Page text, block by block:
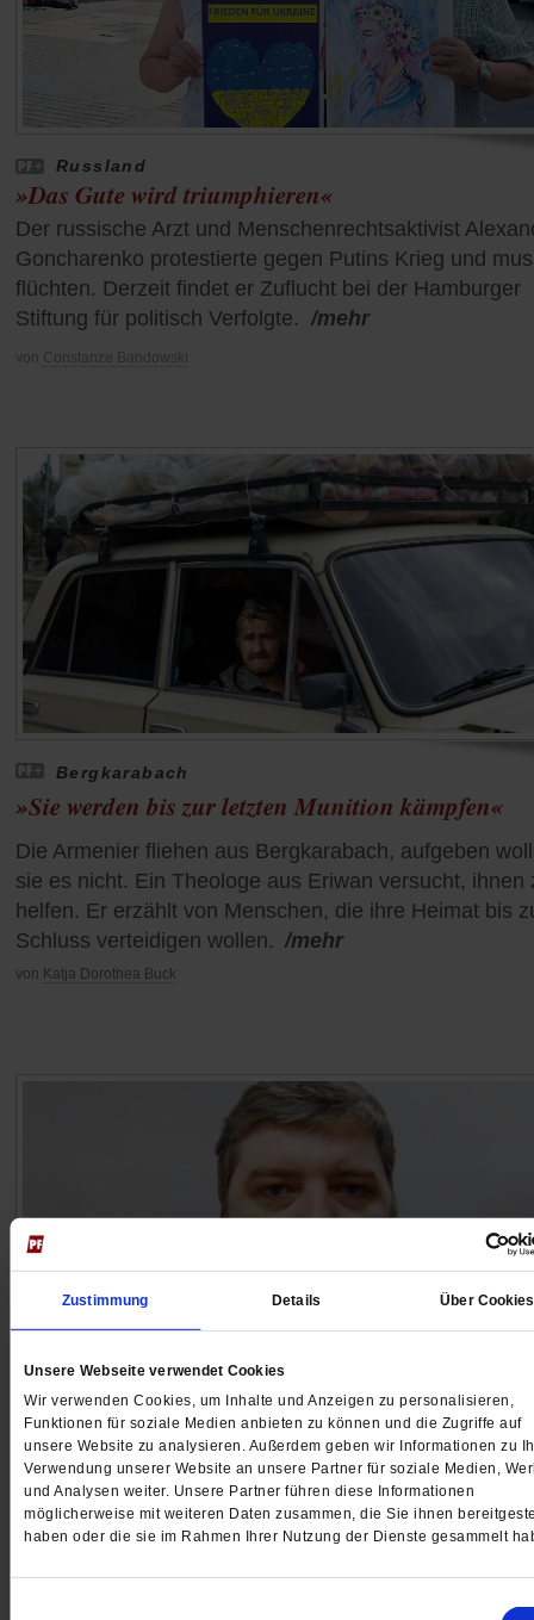
Zustimmung Details Über Cookies
Unsere Webseite verwendet Cookies
Wir verwenden Cookies, um Inhalte und Anzeigen zu personalisieren,
Funktionen für soziale Medien anbieten zu können und die Zugriffe auf
unsere Website zu analysieren. Außerdem geben wir Informationen zu
Verwendung unserer Website an unsere Partner für soziale Medien,
und Analysen weiter. Unsere Partner führen diese Informationen
möglicherweise mit weiteren Daten zusammen, die Sie ihnen
haben oder die sie im Rahmen Ihrer Nutzung der Dienste gesammelt
Russland
»Das Gute wird triumphieren«
Der russische Arzt und Menschenrechtsaktivist
Goncharenko protestierte gegen Putins Krieg und
flüchten. Derzeit findet er Zuflucht bei der Hamburger
Stiftung für politisch Verfolgte. /mehr
von Constanze Bandowski
Bergkarabach
»Sie werden bis zur letzten Munition kämpfen«
Die Armenier fliehen aus Bergkarabach, aufgeben
sie es nicht. Ein Theologe aus Eriwan versucht, ihnen
helfen. Er erzählt von Menschen, die ihre Heimat bis
Schluss verteidigen wollen. /mehr
von Katja Dorothea Buck
Maksym Butkevych
Zum Mörder erklärt
Im vergangenen Sommer geriet der ukrainische
Maksym Butkevych in russische
Jetzt wurde er zu 13 Jahren Haft verurteilt /mehr